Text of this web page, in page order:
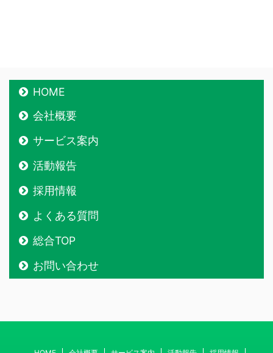
HOME
会社概要
サービス案内
活動報告
採用情報
よくある質問
総合TOP
お問い合わせ